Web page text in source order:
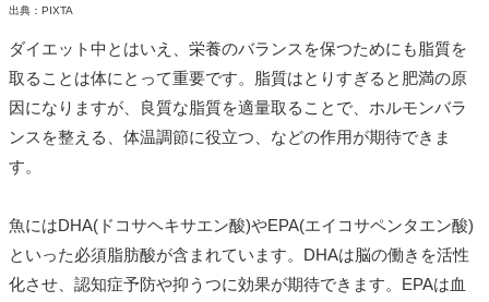
出典：PIXTA
ダイエット中とはいえ、栄養のバランスを保つためにも脂質を
取ることは体にとって重要です。脂質はとりすぎると肥満の原
因になりますが、良質な脂質を適量取ることで、ホルモンバラ
ンスを整える、体温調節に役立つ、などの作用が期待できま
す。
魚にはDHA(ドコサヘキサエン酸)やEPA(エイコサペンタエン酸)
といった必須脂肪酸が含まれています。DHAは脳の働きを活性
化させ、認知症予防や抑うつに効果が期待できます。EPAは血